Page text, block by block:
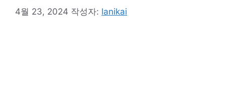
4월 23, 2024 작성자: lanikai